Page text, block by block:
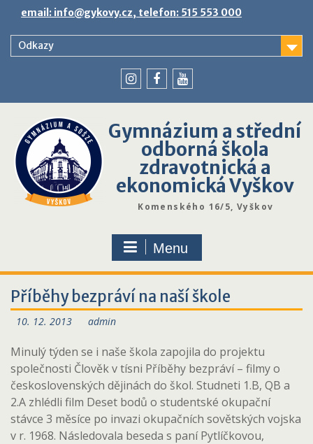
content
email: info@gykovy.cz, telefon: 515 553 000
Odkazy
Gymnázium a střední
odborná škola
zdravotnická a
ekonomická Vyškov
Komenského 16/5, Vyškov
Menu
Příběhy bezpráví na naší škole
10. 12. 2013 admin
Minulý týden se i naše škola zapojila do projektu
společnosti Člověk v tísni Příběhy bezpráví – filmy o
československých dějinách do škol. Studneti 1.B, QB a
2.A zhlédli film Deset bodů o studentské okupační
stávce 3 měsíce po invazi okupačních sovětských vojska
v r. 1968. Následovala beseda s paní Pytlíčkovou,